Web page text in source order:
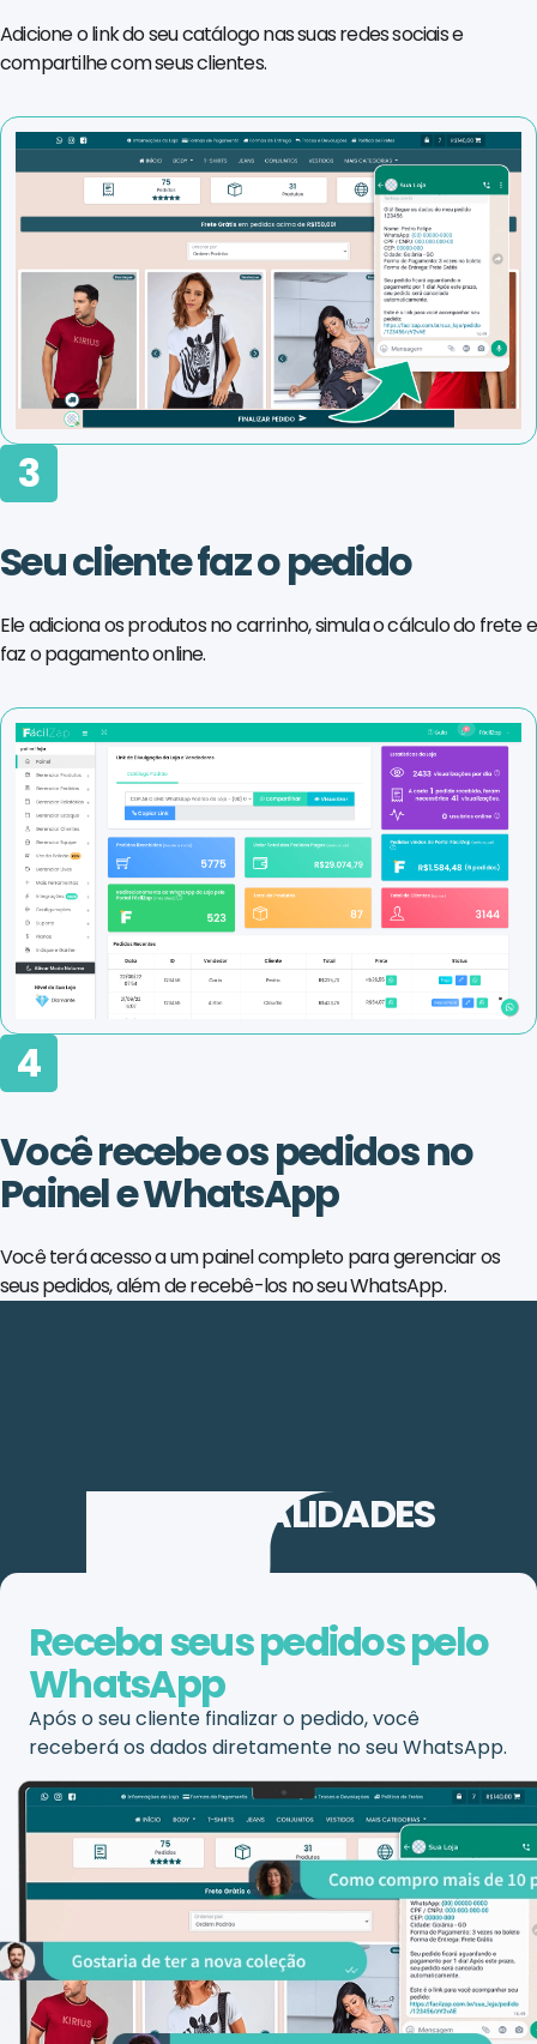
Adicione o link do seu catálogo nas suas redes sociais e
compartilhe com seus clientes.
3
Seu cliente faz o pedido
Ele adiciona os produtos no carrinho, simula o cálculo do frete e
faz o pagamento online.
4
Você recebe os pedidos no
Painel e WhatsApp
Você terá acesso a um painel completo para gerenciar os
seus pedidos, além de recebê-los no seu WhatsApp.
FUNCIONALIDADES
Receba seus pedidos pelo
WhatsApp
Após o seu cliente finalizar o pedido, você
receberá os dados diretamente no seu WhatsApp.